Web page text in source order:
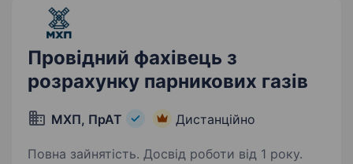
Провідний фахівець з
розрахунку парникових газів
МХП, ПрАТ Дистанційно
Повна зайнятість. Досвід роботи від 1 року.